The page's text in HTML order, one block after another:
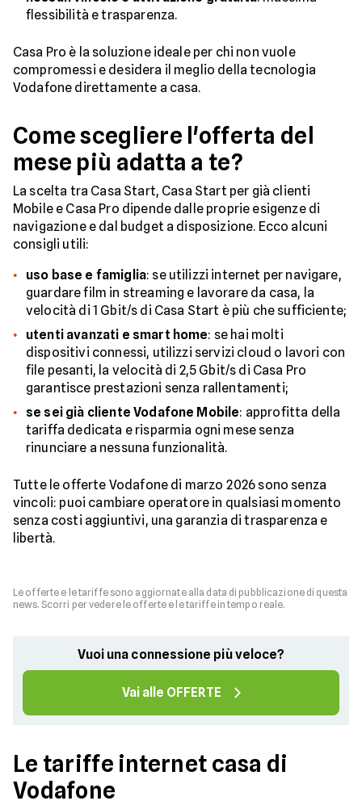
flessibilità e trasparenza.
Casa Pro è la soluzione ideale per chi non vuole
compromessi e desidera il meglio della tecnologia
Vodafone direttamente a casa.
Come scegliere l'offerta del
mese più adatta a te?
La scelta tra Casa Start, Casa Start per già clienti
Mobile e Casa Pro dipende dalle proprie esigenze di
navigazione e dal budget a disposizione. Ecco alcuni
consigli utili:
uso base e famiglia: se utilizzi internet per navigare,
guardare film in streaming e lavorare da casa, la
velocità di 1 Gbit/s di Casa Start è più che sufficiente;
utenti avanzati e smart home: se hai molti
dispositivi connessi, utilizzi servizi cloud o lavori con
file pesanti, la velocità di 2,5 Gbit/s di Casa Pro
garantisce prestazioni senza rallentamenti;
se sei già cliente Vodafone Mobile: approfitta della
tariffa dedicata e risparmia ogni mese senza
rinunciare a nessuna funzionalità.
Tutte le offerte Vodafone di marzo 2026 sono senza
vincoli: puoi cambiare operatore in qualsiasi momento
senza costi aggiuntivi, una garanzia di trasparenza e
libertà.
Le offerte e le tariffe sono aggiornate alla data di pubblicazione di questa
news. Scorri per vedere le offerte e le tariffe in tempo reale.
Vuoi una connessione più veloce?
Vai alle OFFERTE
Le tariffe internet casa di
Vodafone